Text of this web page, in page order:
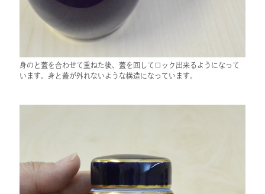
身のと蓋を合わせて重ねた後、蓋を回してロック出来るようになって
います。身と蓋が外れないような構造になっています。